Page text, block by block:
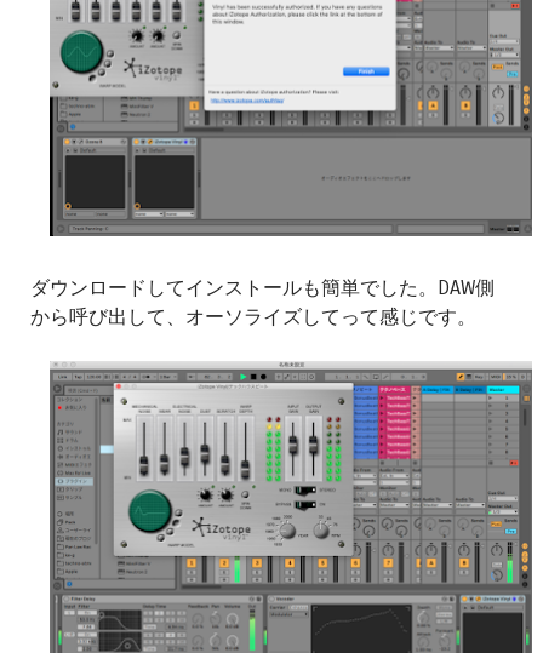
ダウンロードしてインストールも簡単でした。DAW側
から呼び出して、オーソライズしてって感じです。